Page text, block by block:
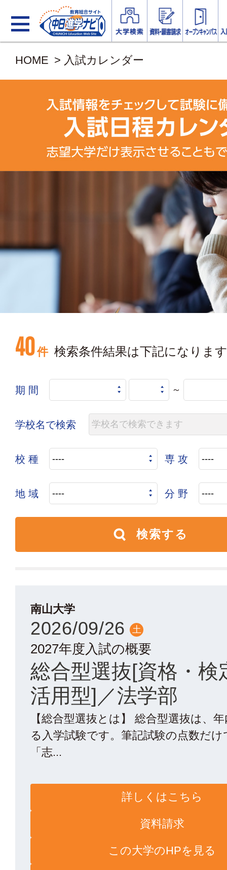
HOME > 入試カレンダー
40 件 検索条件結果は下記になりま
期 間 ～
学校名で検索
校 種 専 攻
地 域 分 野
南山大学
2026/09/26 土
2027年度入試の概要
総合型選抜[資格・検
活用型]／法学部
【総合型選抜とは】 総合型選抜は、
る入学試験です。筆記試験の点数だ
「志...
詳しくはこちら
資料請求
この大学のHPを見る